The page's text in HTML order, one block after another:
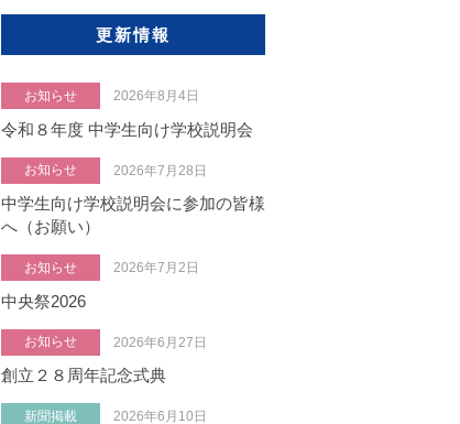
更新情報
お知らせ 2026年8月4日
令和８年度 中学生向け学校説明会
お知らせ 2026年7月28日
中学生向け学校説明会に参加の皆様
へ（お願い）
お知らせ 2026年7月2日
中央祭2026
お知らせ 2026年6月27日
創立２８周年記念式典
新聞掲載 2026年6月10日